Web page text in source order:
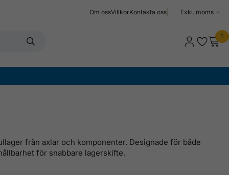
Om ossVillkorKontakta oss
Välj
0
från axlar och komponenter. Designade för både
för snabbare lagerskifte.